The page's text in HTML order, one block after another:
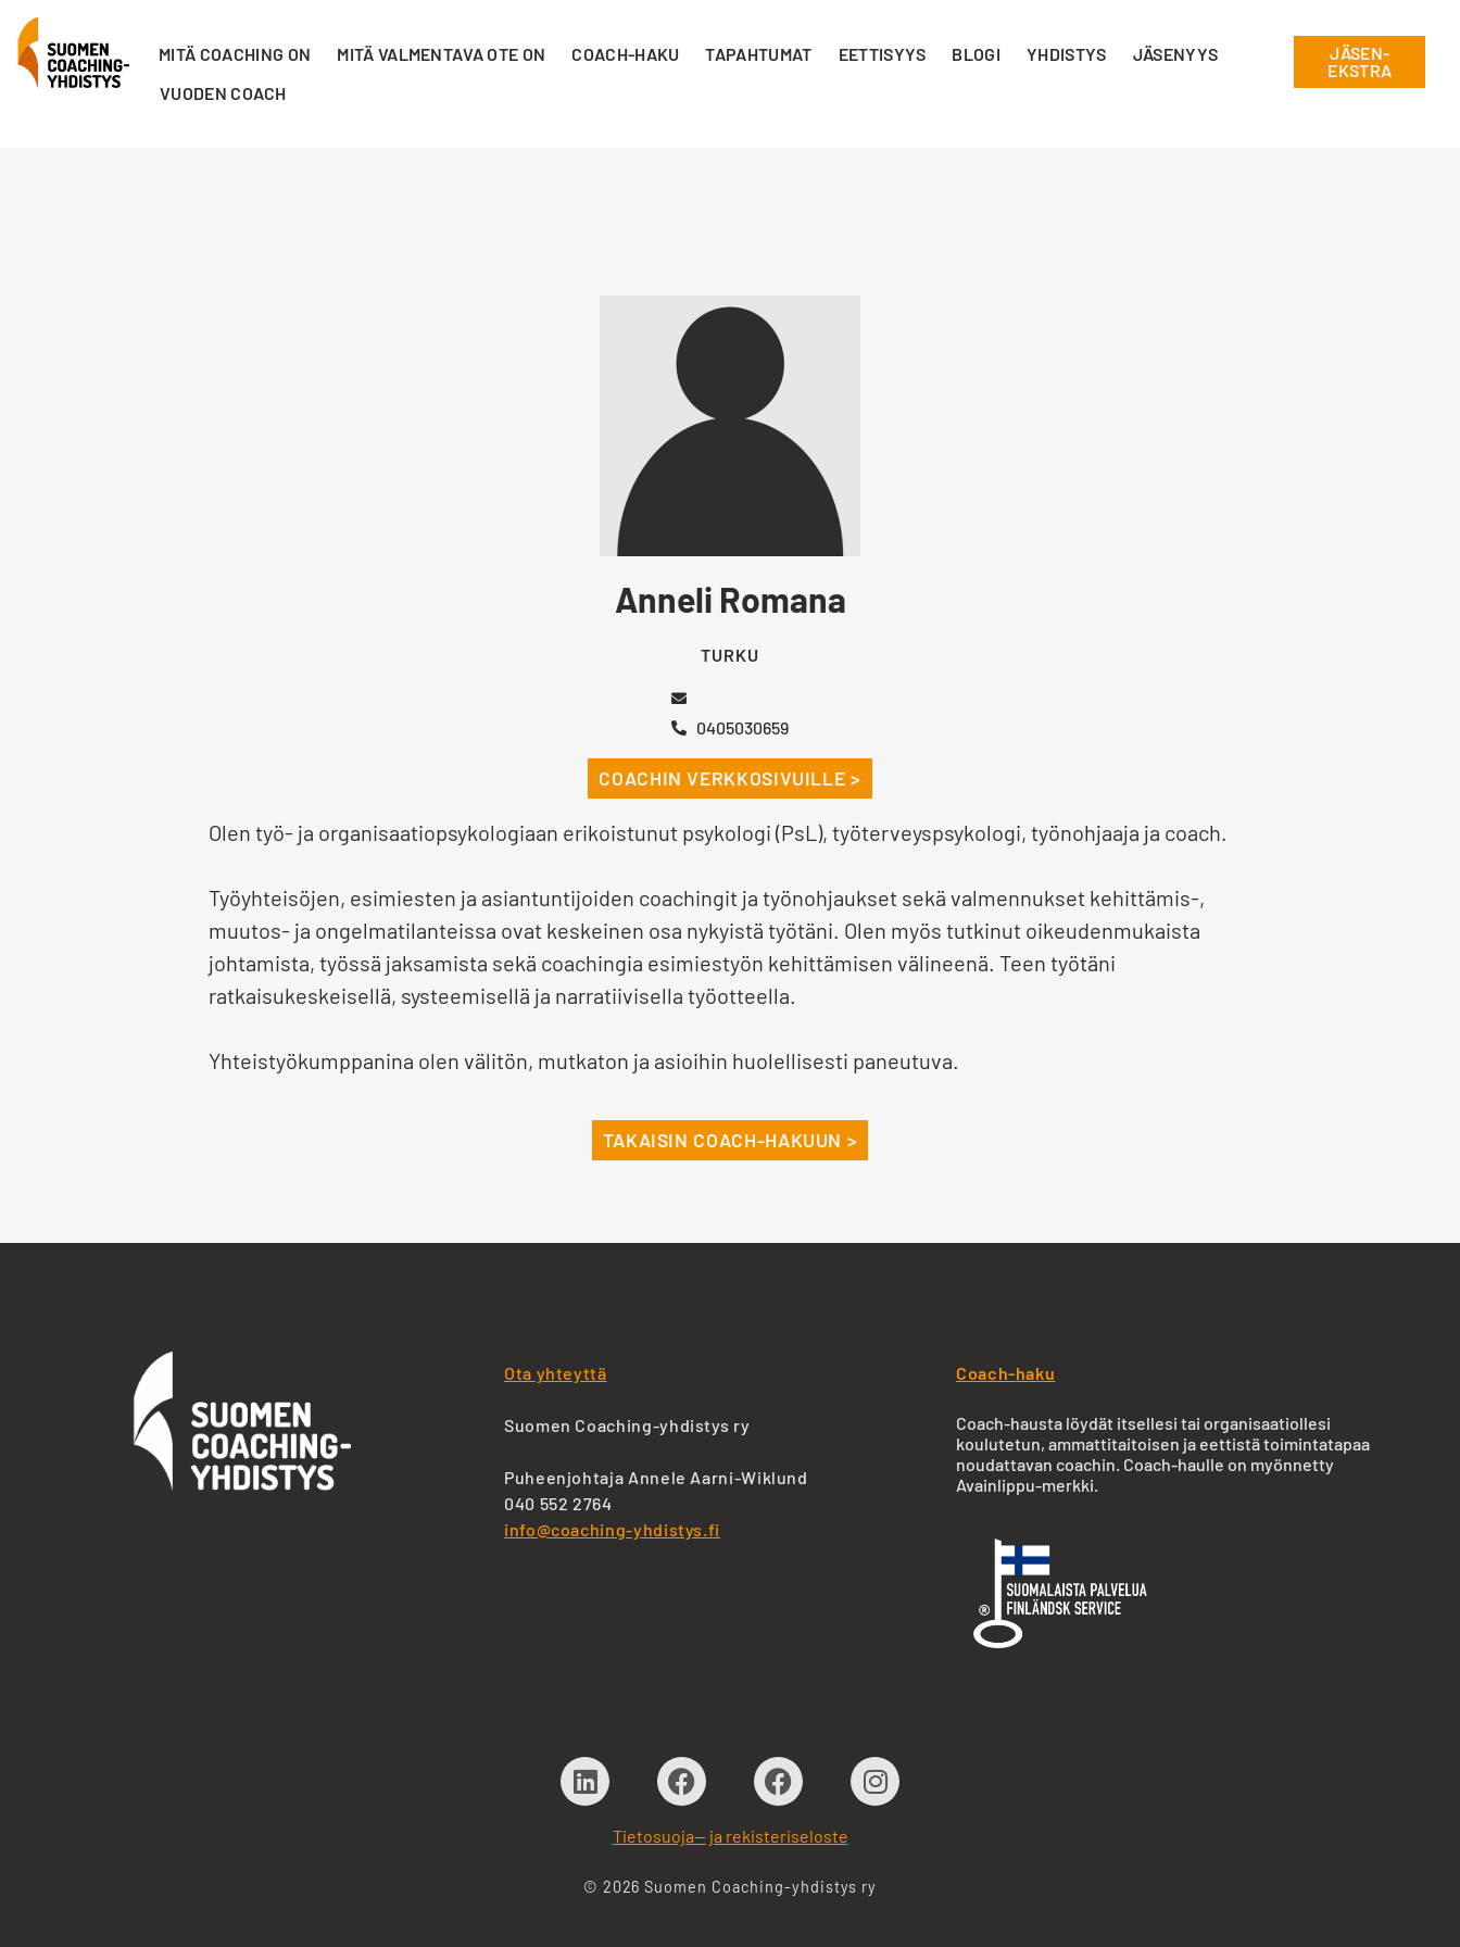
MITÄ COACHING ON MITÄ VALMENTAVA OTE ON COACH-HAKU TAPAHTUMAT EETTISYYS BLOGI YHDISTYS
JÄSENYYS
VUODEN COACH
JÄSEN-
EKSTRA
Anneli Romana
TURKU
0405030659
COACHIN VERKKOSIVUILLE >
Olen työ- ja organisaatiopsykologiaan erikoistunut psykologi (PsL), työterveyspsykologi, työnohjaaja ja coach.
Työyhteisöjen, esimiesten ja asiantuntijoiden coachingit ja työnohjaukset sekä valmennukset kehittämis-,
muutos- ja ongelmatilanteissa ovat keskeinen osa nykyistä työtäni. Olen myös tutkinut oikeudenmukaista
johtamista, työssä jaksamista sekä coachingia esimiestyön kehittämisen välineenä. Teen työtäni
ratkaisukeskeisellä, systeemisellä ja narratiivisella työotteella.
Yhteistyökumppanina olen välitön, mutkaton ja asioihin huolellisesti paneutuva.
TAKAISIN COACH-HAKUUN >
Ota yhteyttä
Suomen Coaching-yhdistys ry
Puheenjohtaja Annele Aarni-Wiklund
040 552 2764
info@coaching-yhdistys.fi
Coach-haku
Coach-hausta löydät itsellesi tai organisaatiollesi
koulutetun, ammattitaitoisen ja eettistä toimintatapaa
noudattavan coachin. Coach-haulle on myönnetty
Avainlippu-merkki.
Tietosuoja— ja rekisteriseloste
© 2026 Suomen Coaching-yhdistys ry